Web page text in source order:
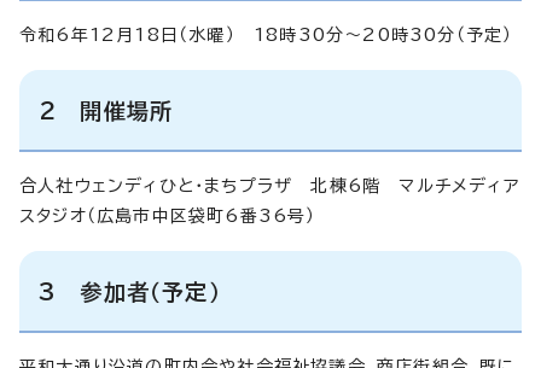
令和6年12月18日（水曜） 18時30分～20時30分（予定）
2 開催場所
合人社ウェンディひと・まちプラザ 北棟6階 マルチメディア
スタジオ（広島市中区袋町6番36号）
3 参加者（予定）